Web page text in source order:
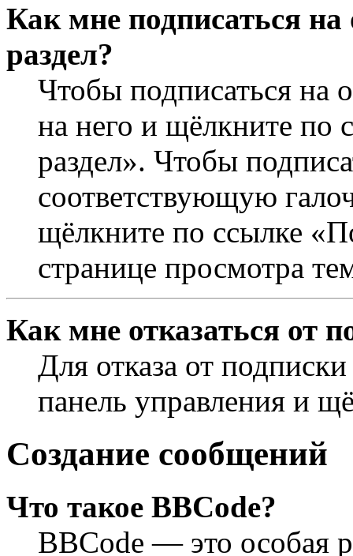
Как мне подписаться
раздел?
Чтобы подписаться на
на него и щёлкните по
раздел». Чтобы
соответствующую
щёлкните по ссылке
странице просмотра
Как мне отказаться от
Для отказа от
панель управления и
Создание сообщений
Что такое BBCode?
BBCode — это особая